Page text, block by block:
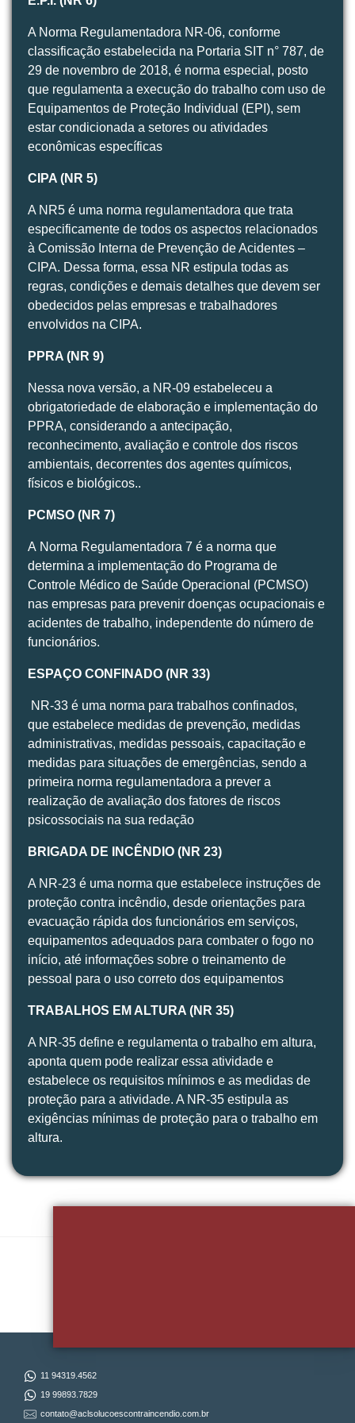
A Norma Regulamentadora NR-06, conforme
classificação estabelecida na Portaria SIT n° 787, de
29 de novembro de 2018, é norma especial, posto
que regulamenta a execução do trabalho com uso de
Equipamentos de Proteção Individual (EPI), sem
estar condicionada a setores ou atividades
econômicas específicas
CIPA (NR 5)
A NR5 é uma norma regulamentadora que trata
especificamente de todos os aspectos relacionados
à Comissão Interna de Prevenção de Acidentes –
CIPA. Dessa forma, essa NR estipula todas as
regras, condições e demais detalhes que devem ser
obedecidos pelas empresas e trabalhadores
envolvidos na CIPA.
PPRA (NR 9)
Nessa nova versão, a NR-09 estabeleceu a
obrigatoriedade de elaboração e implementação do
PPRA, considerando a antecipação,
reconhecimento, avaliação e controle dos riscos
ambientais, decorrentes dos agentes químicos,
físicos e biológicos..
PCMSO (NR 7)
A Norma Regulamentadora 7 é a norma que
determina a implementação do Programa de
Controle Médico de Saúde Operacional (PCMSO)
nas empresas para prevenir doenças ocupacionais e
acidentes de trabalho, independente do número de
funcionários.
ESPAÇO CONFINADO (NR 33)
NR-33 é uma norma para trabalhos confinados,
que estabelece medidas de prevenção, medidas
administrativas, medidas pessoais, capacitação e
medidas para situações de emergências, sendo a
primeira norma regulamentadora a prever a
realização de avaliação dos fatores de riscos
psicossociais na sua redação
BRIGADA DE INCÊNDIO (NR 23)
A NR-23 é uma norma que estabelece instruções de
proteção contra incêndio, desde orientações para
evacuação rápida dos funcionários em serviços,
equipamentos adequados para combater o fogo no
início, até informações sobre o treinamento de
pessoal para o uso correto dos equipamentos
TRABALHOS EM ALTURA (NR 35)
A NR-35 define e regulamenta o trabalho em altura,
aponta quem pode realizar essa atividade e
estabelece os requisitos mínimos e as medidas de
proteção para a atividade. A NR-35 estipula as
exigências mínimas de proteção para o trabalho em
altura.
11 94319.4562
19 99893.7829
contato@aclsolucoescontraincendio.com.br